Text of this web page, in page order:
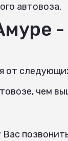
автовоза.
-
от
чем